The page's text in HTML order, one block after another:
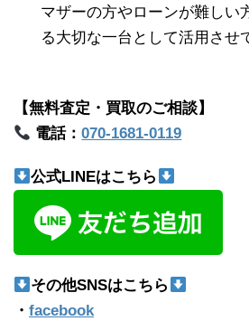
マザーの方やローンが難しい
る大切な一台として活用させ
【無料査定・買取のご相談】
電話：070-1681-0119
公式LINEはこちら
その他SNSはこちら
・ facebook